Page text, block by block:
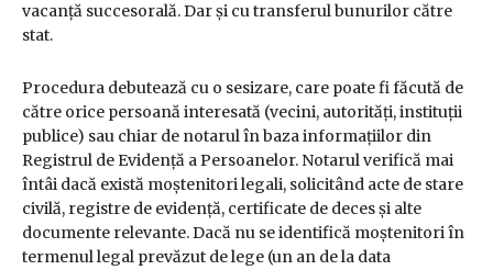
vacanță succesorală. Dar și cu transferul bunurilor către
stat.
Procedura debutează cu o sesizare, care poate fi făcută de
către orice persoană interesată (vecini, autorități, instituții
publice) sau chiar de notarul în baza informațiilor din
Registrul de Evidență a Persoanelor. Notarul verifică mai
întâi dacă există moștenitori legali, solicitând acte de stare
civilă, registre de evidență, certificate de deces și alte
documente relevante. Dacă nu se identifică moștenitori în
termenul legal prevăzut de lege (un an de la data